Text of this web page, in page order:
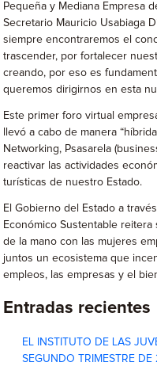
Pequeña y Mediana Empresa
Secretario Mauricio Usabiaga
siempre encontraremos el
trascender, por fortalecer
creando, por eso es
queremos dirigirnos en esta
Este primer foro virtual
llevó a cabo de manera
Networking, Psasarela
reactivar las actividades
turísticas de nuestro Estado.
El Gobierno del Estado a
Económico Sustentable
de la mano con las mujeres
juntos un ecosistema que
empleos, las empresas y el
Entradas recientes
EL INSTITUTO DE LAS
SEGUNDO TRIMESTRE